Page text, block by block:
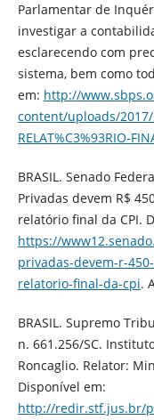
Parlamentar de
investigar a
esclarecendo com
sistema, bem como
em: http://
content/uploads/2017/
RELAT%C3%93RIO-
BRASIL. Senado
Privadas devem R$
relatório final da CPI.
https://
privadas-devem-r-
relatorio-final-da-cpi.
BRASIL. Supremo
n. 661.256/SC.
Roncaglio. Relator:
Disponível em:
http://redir.stf.jus.br/